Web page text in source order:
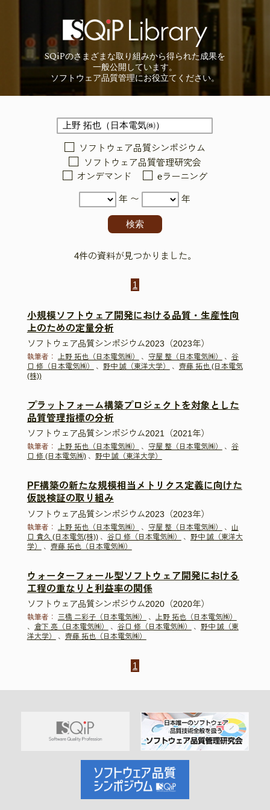
SQiPのさまざまな取り組みから得られた成果を
一般公開しています。
ソフトウェア品質管理にお役立てください。
ソフトウェア品質シンポジウム
ソフトウェア品質管理研究会
オンデマンド
eラーニング
年 〜 年
4件の資料が見つかりました。
1
小規模ソフトウェア開発における品質・生産性向
上のための定量分析
ソフトウェア品質シンポジウム2023（2023年）
執筆者： 上野 拓也（日本電気㈱） 、 守屋 整（日本電気㈱） 、 谷
口 修（日本電気㈱）
、 野中 誠（東洋大学） 、 齊藤 拓也 (日本電気
(株))
プラットフォーム構築プロジェクトを対象とした
品質管理指標の分析
ソフトウェア品質シンポジウム2021（2021年）
執筆者： 上野 拓也（日本電気㈱） 、 守屋 整（日本電気㈱） 、 谷
口 修 (日本電気㈱)、 野中 誠（東洋大学）
PF構築の新たな規模相当メトリクス定義に向けた
仮説検証の取り組み
ソフトウェア品質シンポジウム2023（2023年）
執筆者： 上野 拓也（日本電気㈱） 、 守屋 整（日本電気㈱） 、 山
口 貴久 (日本電気(株))、 谷口 修（日本電気㈱） 、 野中 誠（東洋大
学）
、 齊藤 拓也（日本電気㈱）
ウォーターフォール型ソフトウェア開発における
工程の重なりと利益率の関係
ソフトウェア品質シンポジウム2020（2020年）
執筆者： 三橋 二彩子（日本電気㈱） 、
上野 拓也（日本電気㈱）
、 倉下 亮（日本電気㈱） 、 谷口 修（日本電気㈱） 、 野中 誠（東
洋大学）
、 齊藤 拓也（日本電気㈱）
1